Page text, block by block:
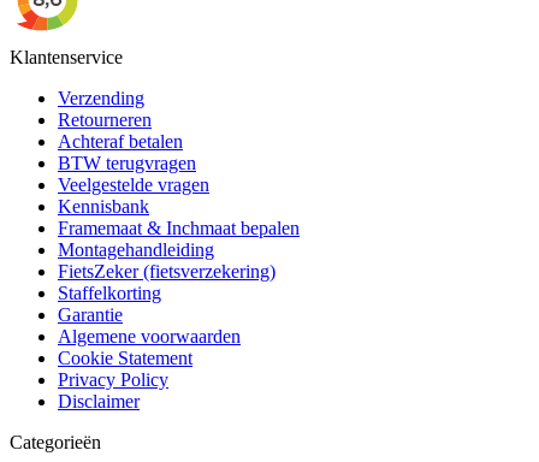
Klantenservice
Verzending
Retourneren
Achteraf betalen
BTW terugvragen
Veelgestelde vragen
Kennisbank
Framemaat & Inchmaat bepalen
Montagehandleiding
FietsZeker (fietsverzekering)
Staffelkorting
Garantie
Algemene voorwaarden
Cookie Statement
Privacy Policy
Disclaimer
Categorieën